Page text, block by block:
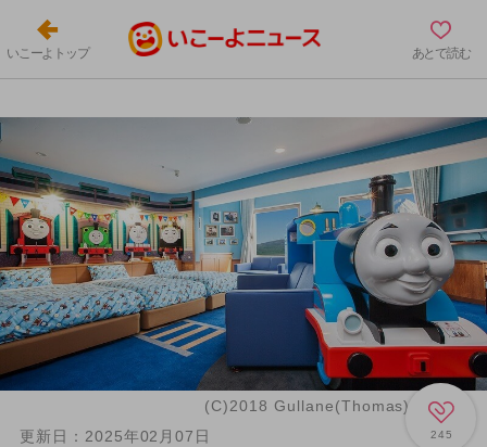
いこーよトップ あとで読む
(C)2018 Gullane(Thomas)Limited
245
更新日： 2025年02月07日